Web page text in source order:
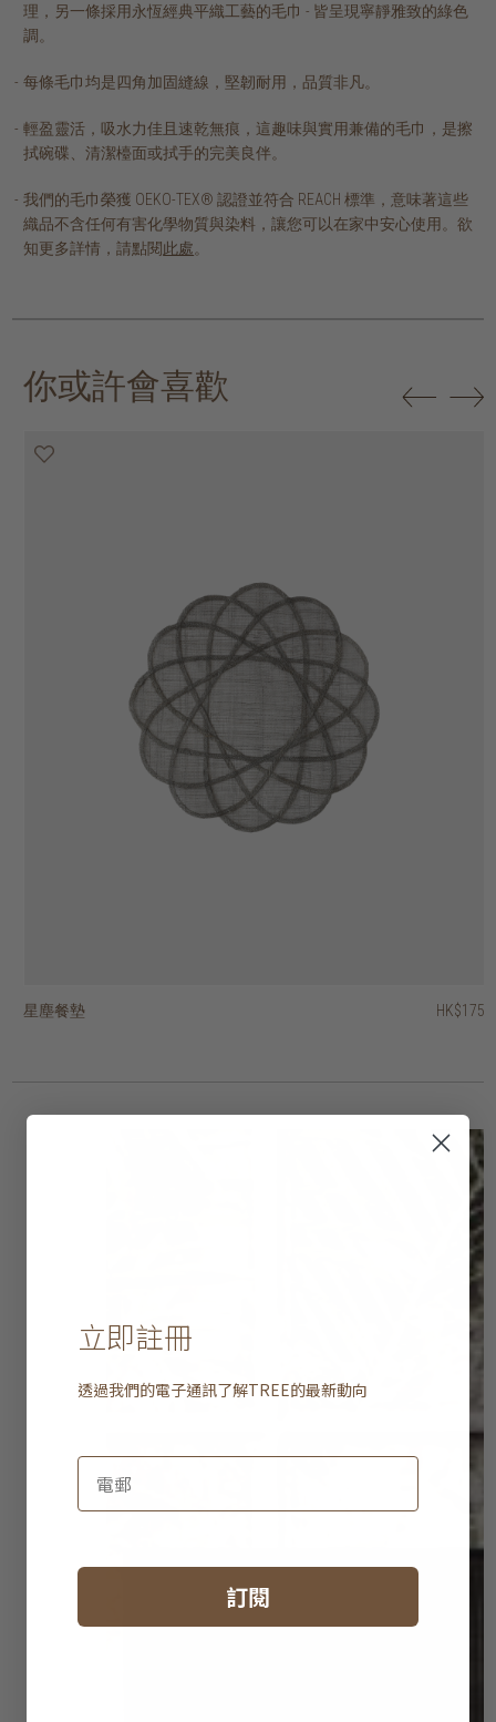
理，另一條採用永恆經典平織工藝的毛巾 - 皆呈現寧靜雅致的綠色
調。
每條毛巾均是四角加固縫線，堅韌耐用，品質非凡。
輕盈靈活，吸水力佳且速乾無痕，這趣味與實用兼備的毛巾，是擦
拭碗碟、清潔檯面或拭手的完美良伴。
我們的毛巾榮獲 OEKO-TEX® 認證並符合 REACH 標準，意味著這些
織品不含任何有害化學物質與染料，讓您可以在家中安心使用。欲
知更多詳情，請點閱此處。
你或許會喜歡
星塵餐墊 HK$175
葉形餐墊 HK$145
藤蔓餐墊 HK$175
Hong Kong design 城市情懷印花茶巾 HK$188
Hong Kong design 城市情懷印花水杯禮品套裝 HK$280
經典洗碗巾 - 一套四條 HK$275
當代洗碗巾 - 一套四條 HK$245
復古戈登茶巾 HK$75
凹槽花紋水杯 HK$95
再生柚木長方形砧板 HK$545
立即註冊
透過我們的電子通訊了解TREE的最新動向
訂閱